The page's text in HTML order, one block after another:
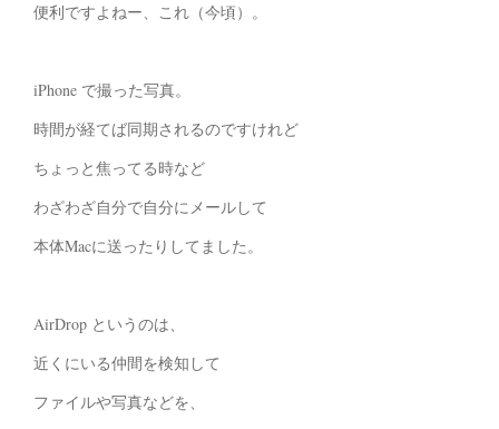
便利ですよねー、これ（今頃）。
iPhone で撮った写真。
時間が経てば同期されるのですけれど
ちょっと焦ってる時など
わざわざ自分で自分にメールして
本体Macに送ったりしてました。
AirDrop というのは、
近くにいる仲間を検知して
ファイルや写真などを、